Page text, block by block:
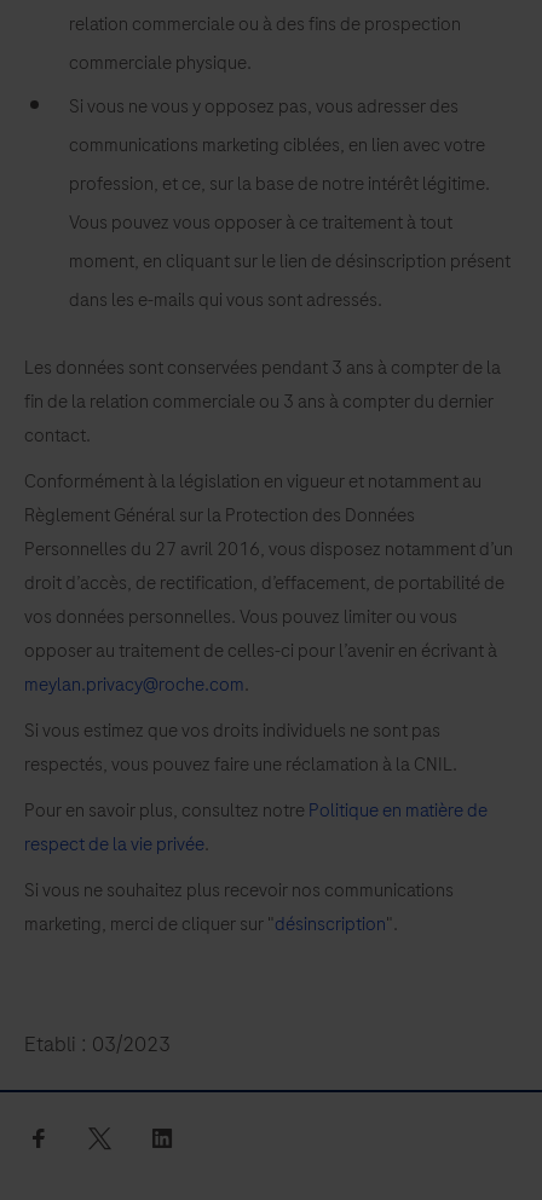
relation commerciale ou à des fins de prospection
commerciale physique.
Si vous ne vous y opposez pas, vous adresser des
communications marketing ciblées, en lien avec votre
profession, et ce, sur la base de notre intérêt légitime.
Vous pouvez vous opposer à ce traitement à tout
moment, en cliquant sur le lien de désinscription présent
dans les e-mails qui vous sont adressés.
Les données sont conservées pendant 3 ans à compter de la
fin de la relation commerciale ou 3 ans à compter du dernier
contact.
Conformément à la législation en vigueur et notamment au
Règlement Général sur la Protection des Données
Personnelles du 27 avril 2016, vous disposez notamment d’un
droit d’accès, de rectification, d’effacement, de portabilité de
vos données personnelles. Vous pouvez limiter ou vous
opposer au traitement de celles-ci pour l’avenir en écrivant à
meylan.privacy@roche.com.
Si vous estimez que vos droits individuels ne sont pas
respectés, vous pouvez faire une réclamation à la CNIL.
Pour en savoir plus, consultez notre Politique en matière de
respect de la vie privée.
Si vous ne souhaitez plus recevoir nos communications
marketing, merci de cliquer sur " désinscription".
Etabli : 03/2023
facebook twitter